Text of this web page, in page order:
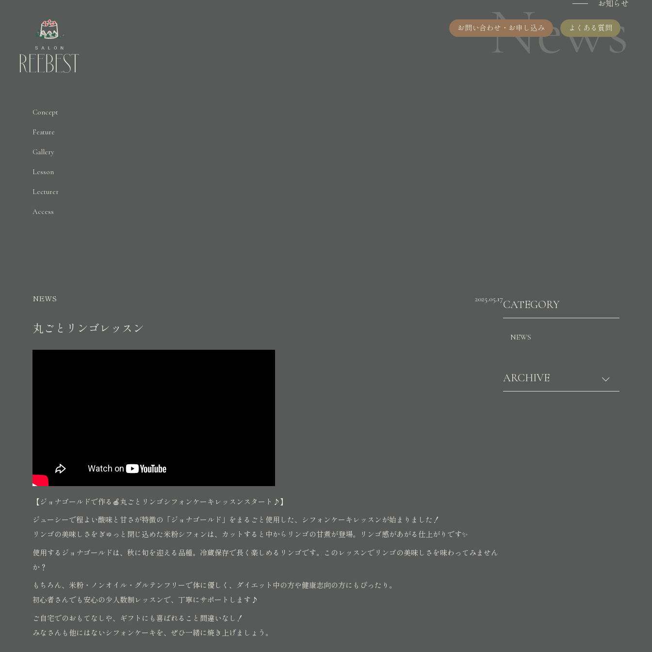
お問い合わせ・お申し込み よくある質問
Concept
Feature
Gallery
Lesson
Lecturer
Access
お知らせ
News
NEWS 2025.05.17
丸ごとリンゴレッスン
【ジョナゴールドで作る🍎丸ごとリンゴシフォンケーキレッスンスタート♪】
ジューシーで程よい酸味と甘さが特徴の「ジョナゴールド」をまるごと使用した、シフォンケーキレッスンが始まりました！
リンゴの美味しさをぎゅっと閉じ込めた米粉シフォンは、カットすると中からリンゴの甘煮が登場。リンゴ感があがる仕上がりです✨
使用するジョナゴールドは、秋に旬を迎える品種。冷蔵保存で長く楽しめるリンゴです。このレッスンでリンゴの美味しさを味わってみません
か？
もちろん、米粉・ノンオイル・グルテンフリーで体に優しく、ダイエット中の方や健康志向の方にもぴったり。
初心者さんでも安心の少人数制レッスンで、丁寧にサポートします♪
ご自宅でのおもてなしや、ギフトにも喜ばれること間違いなし！
みなさんも他にはないシフォンケーキを、ぜひ一緒に焼き上げましょう。
CATEGORY
NEWS
ARCHIVE